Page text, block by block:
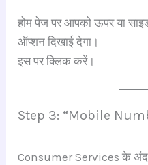
होम पेज पर आपको ऊपर या
ऑप्शन दिखाई देगा।
इस पर क्लिक करें।
Step 3: “Mobile
Consumer Services के